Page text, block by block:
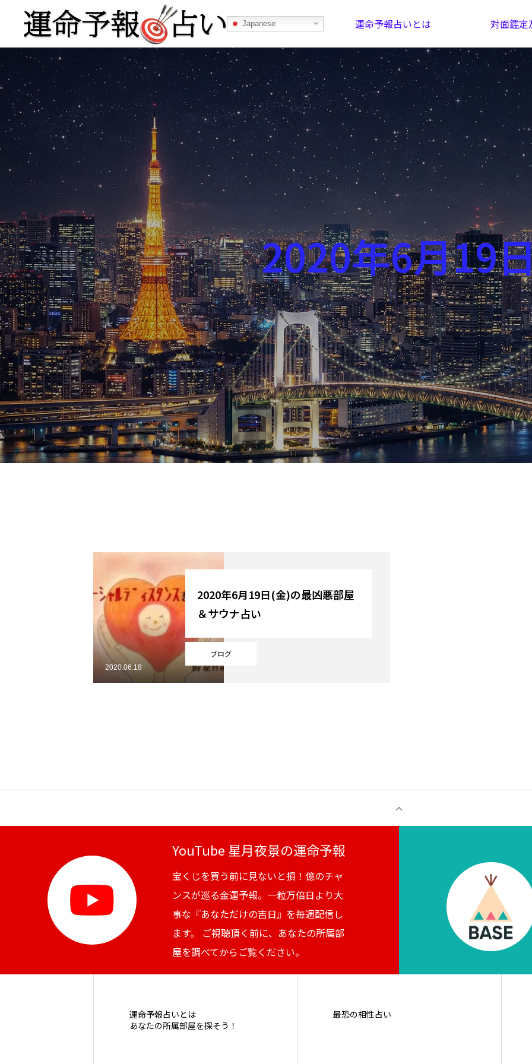
Japanese 運命予報占いとは 対面鑑定
運命予報占い
運命予報占いとは あなたの所属部屋を探そう！ 最恐の相性占い
記事カテゴリー
ブログ お知らせ 芸能界
スポーツ 競馬 社会
テニス四大大会・五輪
テニス四大大会・五輪
YouTube
Online Store
2020年6月19
ブログ
2020年6月19日(金)の最凶悪部屋
＆サウナ占い
2020.06.18
YouTube 星月夜景の運命予報
宝くじを買う前に見ないと損！億のチャ
ンスが巡る金運予報。一粒万倍日より大
事な『あなただけの吉日』を毎週配信し
ます。 ご視聴頂く前に、あなたの所属部
屋を調べてからご覧ください。
運命予報占いとは
あなたの所属部屋を探そう！
最恐の相性占い